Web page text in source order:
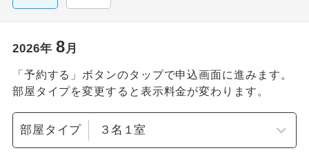
2026年 8月
「予約する」ボタンのタップで申込画面に進みます。
部屋タイプを変更すると表示料金が変わります。
部屋タイプ